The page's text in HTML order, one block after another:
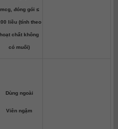
mcg, đóng gói ≤
liều (tính theo
hoạt chất không
có muối)
Dùng ngoài
Viên ngậm